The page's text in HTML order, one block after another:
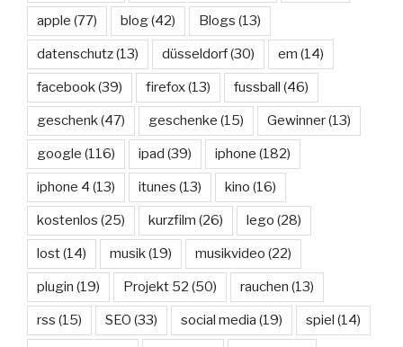
apple (77) blog(42) Blogs (13)
datenschutz(13) düsseldorf(30) em (14)
facebook(39) firefox(13) fussball (46)
geschenk(47) geschenke (15) Gewinner(13)
google (116) ipad (39) iphone (182)
iphone 4 (13) itunes (13) kino (16)
kostenlos (25) kurzfilm (26) lego (28)
lost(14) musik(19) musikvideo (22)
plugin (19) Projekt 52 (50) rauchen (13)
rss (15) SEO (33) social media (19) spiel (14)